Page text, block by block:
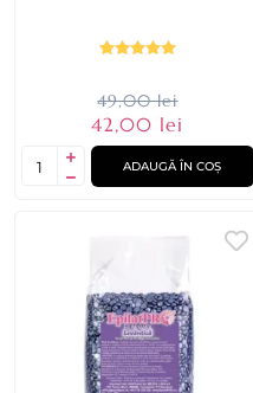
49,00 lei
42,00 lei
ADAUGĂ ÎN COȘ